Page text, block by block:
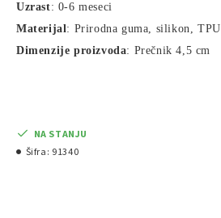
Uzrast: 0-6 meseci
Materijal: Prirodna guma, silikon, TPU
Dimenzije proizvoda: Prečnik 4,5 cm
NA STANJU
Šifra: 91340